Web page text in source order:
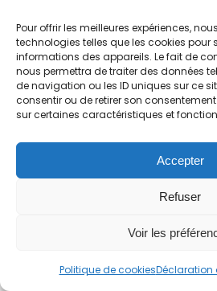
Pour offrir les meilleures expériences,
technologies telles que les cookies
informations des appareils. Le fait de
nous permettra de traiter des données
de navigation ou les ID uniques sur ce
consentir ou de retirer son
sur certaines caractéristiques et
Accepter
Refuser
Voir les
Politique de cookiesDéclaration
Répondre
Laisser un